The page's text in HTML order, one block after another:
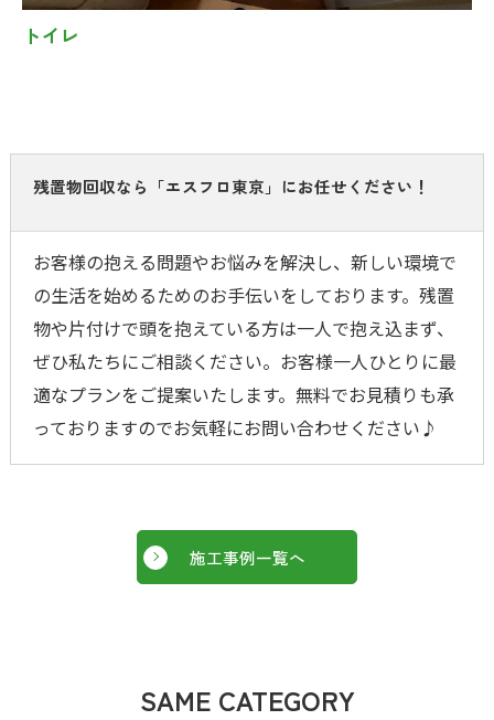
トイレ
残置物回収なら「エスフロ東京」にお任せください！
お客様の抱える問題やお悩みを解決し、新しい環境で
の生活を始めるためのお手伝いをしております。残置
物や片付けで頭を抱えている方は一人で抱え込まず、
ぜひ私たちにご相談ください。お客様一人ひとりに最
適なプランをご提案いたします。無料でお見積りも承
っておりますのでお気軽にお問い合わせください♪
施工事例一覧へ
SAME CATEGORY